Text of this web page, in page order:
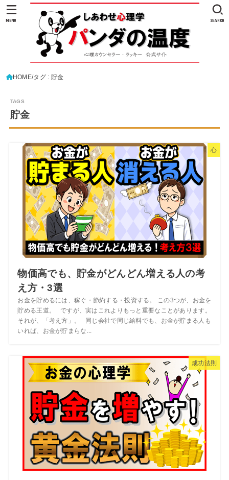
SEARCH
MENU
HOME タグ : 貯金
貯金
心
物価高でも、貯金がどんどん増える人の考
え方・3選
お金を貯めるには、稼ぐ・節約する・投資する。 この3つが、お金を
貯める王道。 ですが、実はこれよりもっと重要なことがあります。
それが、「考え方」。 同じ会社で同じ給料でも、お金が貯まる人も
いれば、お金が貯まらな...
成功法則